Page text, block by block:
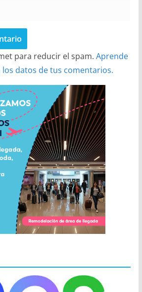
para reducir el spam. Aprende
datos de tus comentarios.